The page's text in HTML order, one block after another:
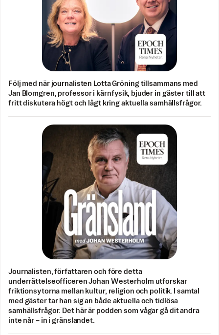
Följ med när journalisten Lotta Gröning tillsammans med
Jan Blomgren, professor i kärnfysik, bjuder in gäster till att
fritt diskutera högt och lågt kring aktuella samhällsfrågor.
Journalisten, författaren och före detta
underrättelseofficeren Johan Westerholm utforskar
friktionsytorna mellan kultur, religion och politik. I samtal
med gäster tar han sig an både aktuella och tidlösa
samhällsfrågor. Det här är podden som vågar gå dit andra
inte når – in i gränslandet.